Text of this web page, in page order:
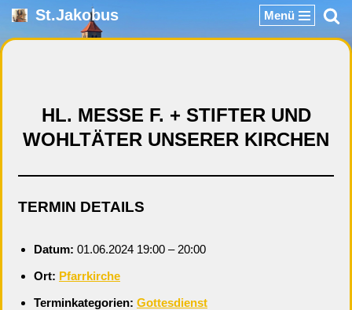
Zum
St.Jakobus Menü
HL. MESSE F. + STIFTER UND
WOHLTÄTER UNSERER KIRCHEN
TERMIN DETAILS
Datum: 01.06.2024 19:00 – 20:00
Ort: Pfarrkirche
Terminkategorien: Gottesdienst